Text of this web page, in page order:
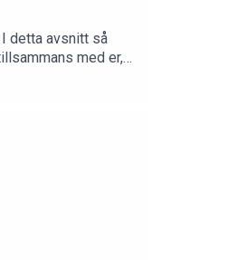
detta avsnitt så
med er,